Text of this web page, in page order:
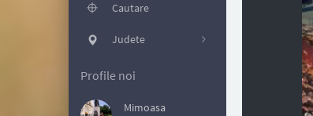
Cautare
Judete
Profile noi
Mimoasa